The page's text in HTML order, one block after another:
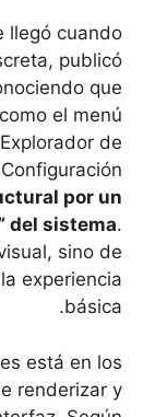
llegó cuando
publicó
que
el menú
de
por un
del sistema.
sino de
experiencia
básica.
está en los
renderizar y